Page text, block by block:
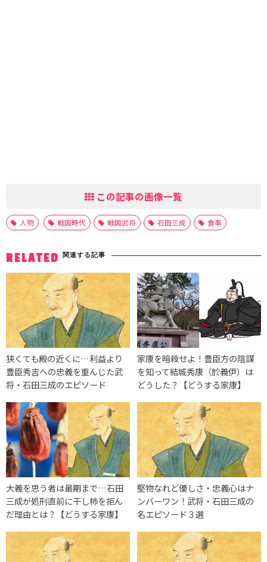
この記事の画像一覧
人物 戦国時代 戦国武将 石田三成 食事
RELATED 関連する記事
狭くても殿の近くに…利益より
豊臣秀吉への忠義を重んじた武
将・石田三成のエピソード
家康を暗殺せよ！豊臣方の陰謀
を知って結城秀康（於義伊）は
どうした？【どうする家康】
大義を思う者は最期まで…石田
三成が処刑直前に干し柿を拒ん
だ理由とは？【どうする家康】
堅物なれど優しさ・忠義心はナ
ンバーワン！武将・石田三成の
名エピソード３選